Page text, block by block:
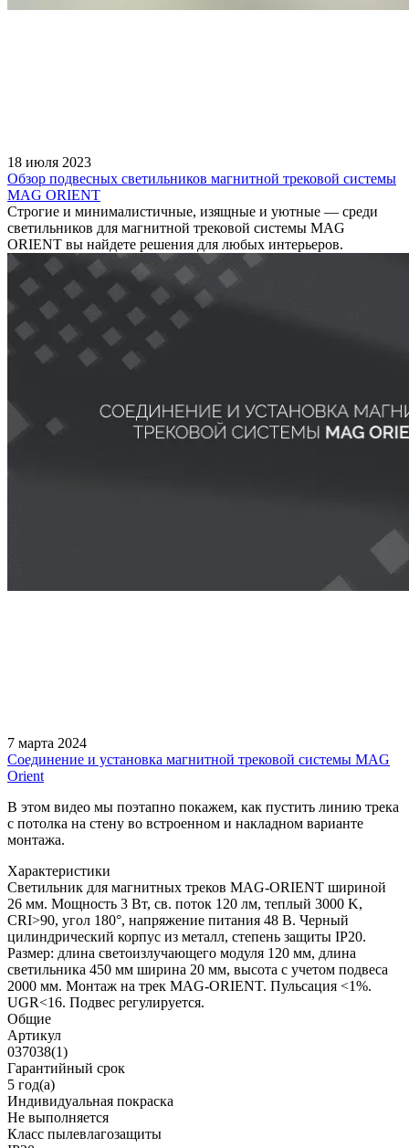
18 июля 2023
Обзор подвесных светильников магнитной трековой системы
MAG ORIENT
Строгие и минималистичные, изящные и уютные — среди
светильников для магнитной трековой системы MAG
ORIENT вы найдете решения для любых интерьеров.
7 марта 2024
Соединение и установка магнитной трековой системы MAG
Orient
В этом видео мы поэтапно покажем, как пустить линию трека
с потолка на стену во встроенном и накладном варианте
монтажа.
Характеристики
Светильник для магнитных треков MAG-ORIENT шириной
26 мм. Мощность 3 Вт, св. поток 120 лм, теплый 3000 K,
CRI>90, угол 180°, напряжение питания 48 В. Черный
цилиндрический корпус из металл, степень защиты IP20.
Размер: длина светоизлучающего модуля 120 мм, длина
светильника 450 мм ширина 20 мм, высота с учетом подвеса
2000 мм. Монтаж на трек MAG-ORIENT. Пульсация <1%.
UGR<16. Подвес регулируется.
Общие
Артикул
037038(1)
Гарантийный срок
5 год(а)
Индивидуальная покраска
Не выполняется
Класс пылевлагозащиты